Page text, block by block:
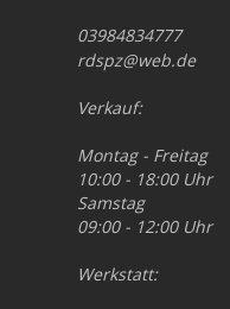
03984834777
rdspz@web.de
Verkauf:
Montag - Freitag
10:00 - 18:00 Uhr
Samstag
09:00 - 12:00 Uhr
Werkstatt: